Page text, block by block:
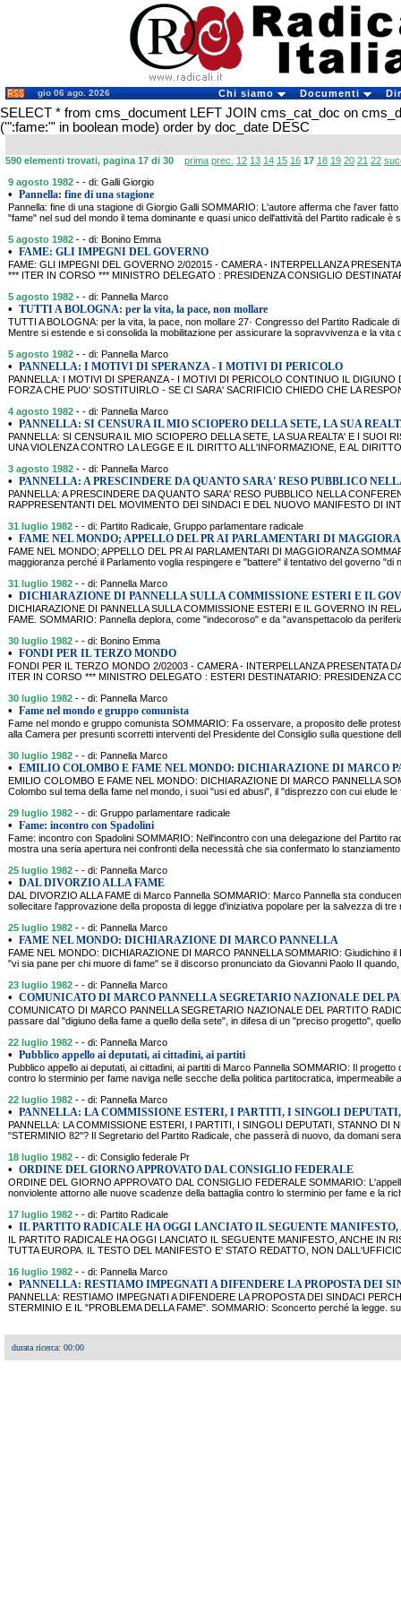
gio 06 ago. 2026 Chi siamo Documenti
SELECT * from cms_document LEFT JOIN cms_cat_doc on
('":fame:"' in boolean mode) order by doc_date DESC
590 elementi trovati, pagina 17 di 30 prima prec. 12 13 14 15 16 17 18 19 20 21 22
9 agosto 1982 - - di: Galli Giorgio
• Pannella: fine di una stagione
Pannella: fine di una stagione di Giorgio Galli SOMMARIO: L'autore afferma che l'aver
"fame" nel sud del mondo il tema dominante e quasi unico dell'attività del Partito radicale è
5 agosto 1982 - - di: Bonino Emma
• FAME: GLI IMPEGNI DEL GOVERNO
FAME: GLI IMPEGNI DEL GOVERNO 2/02015 - CAMERA - INTERPELLANZA
*** ITER IN CORSO *** MINISTRO DELEGATO : PRESIDENZA CONSIGLIO
5 agosto 1982 - - di: Pannella Marco
• TUTTI A BOLOGNA: per la vita, la pace, non mollare
TUTTI A BOLOGNA: per la vita, la pace, non mollare 27· Congresso del Partito Radicale
Mentre si estende e si consolida la mobilitazione per assicurare la sopravvivenza e la vita
5 agosto 1982 - - di: Pannella Marco
• PANNELLA: I MOTIVI DI SPERANZA - I MOTIVI DI PERICOLO
PANNELLA: I MOTIVI DI SPERANZA - I MOTIVI DI PERICOLO CONTINUO IL DIGIUNO
FORZA CHE PUO' SOSTITUIRLO - SE CI SARA' SACRIFICIO CHIEDO CHE LA
4 agosto 1982 - - di: Pannella Marco
• PANNELLA: SI CENSURA IL MIO SCIOPERO DELLA SETE, LA SUA
PANNELLA: SI CENSURA IL MIO SCIOPERO DELLA SETE, LA SUA REALTA' E I SUOI
UNA VIOLENZA CONTRO LA LEGGE E IL DIRITTO ALL'INFORMAZIONE, E AL
3 agosto 1982 - - di: Pannella Marco
• PANNELLA: A PRESCINDERE DA QUANTO SARA' RESO PUBBLICO
PANNELLA: A PRESCINDERE DA QUANTO SARA' RESO PUBBLICO NELLA
RAPPRESENTANTI DEL MOVIMENTO DEI SINDACI E DEL NUOVO MANIFESTO DI
31 luglio 1982 - - di: Partito Radicale, Gruppo parlamentare radicale
• FAME NEL MONDO; APPELLO DEL PR AI PARLAMENTARI DI
FAME NEL MONDO; APPELLO DEL PR AI PARLAMENTARI DI MAGGIORANZA
maggioranza perché il Parlamento voglia respingere e "battere" il tentativo del governo "di
31 luglio 1982 - - di: Pannella Marco
• DICHIARAZIONE DI PANNELLA SULLA COMMISSIONE ESTERI E IL
DICHIARAZIONE DI PANNELLA SULLA COMMISSIONE ESTERI E IL GOVERNO IN
FAME. SOMMARIO: Pannella deplora, come "indecoroso" e da "avanspettacolo da
30 luglio 1982 - - di: Bonino Emma
• FONDI PER IL TERZO MONDO
FONDI PER IL TERZO MONDO 2/02003 - CAMERA - INTERPELLANZA PRESENTATA
ITER IN CORSO *** MINISTRO DELEGATO : ESTERI DESTINATARIO: PRESIDENZA
30 luglio 1982 - - di: Pannella Marco
• Fame nel mondo e gruppo comunista
Fame nel mondo e gruppo comunista SOMMARIO: Fa osservare, a proposito delle
alla Camera per presunti scorretti interventi del Presidente del Consiglio sulla questione
30 luglio 1982 - - di: Pannella Marco
• EMILIO COLOMBO E FAME NEL MONDO: DICHIARAZIONE DI MARCO
EMILIO COLOMBO E FAME NEL MONDO: DICHIARAZIONE DI MARCO PANNELLA
Colombo sul tema della fame nel mondo, i suoi "usi ed abusi", il "disprezzo con cui elude le
29 luglio 1982 - - di: Gruppo parlamentare radicale
• Fame: incontro con Spadolini
Fame: incontro con Spadolini SOMMARIO: Nell'incontro con una delegazione del Partito
mostra una seria apertura nei confronti della necessità che sia confermato lo
25 luglio 1982 - - di: Pannella Marco
• DAL DIVORZIO ALLA FAME
DAL DIVORZIO ALLA FAME di Marco Pannella SOMMARIO: Marco Pannella sta
sollecitare l'approvazione della proposta di legge d'iniziativa popolare per la salvezza di tre
25 luglio 1982 - - di: Pannella Marco
• FAME NEL MONDO: DICHIARAZIONE DI MARCO PANNELLA
FAME NEL MONDO: DICHIARAZIONE DI MARCO PANNELLA SOMMARIO: Giudichino
"vi sia pane per chi muore di fame" se il discorso pronunciato da Giovanni Paolo II
23 luglio 1982 - - di: Pannella Marco
• COMUNICATO DI MARCO PANNELLA SEGRETARIO NAZIONALE DEL
COMUNICATO DI MARCO PANNELLA SEGRETARIO NAZIONALE DEL PARTITO
passare dal "digiuno della fame a quello della sete", in difesa di un "preciso progetto",
22 luglio 1982 - - di: Pannella Marco
• Pubblico appello ai deputati, ai cittadini, ai partiti
Pubblico appello ai deputati, ai cittadini, ai partiti di Marco Pannella SOMMARIO: Il progetto
contro lo sterminio per fame naviga nelle secche della politica partitocratica, impermeabile
22 luglio 1982 - - di: Pannella Marco
• PANNELLA: LA COMMISSIONE ESTERI, I PARTITI, I SINGOLI
PANNELLA: LA COMMISSIONE ESTERI, I PARTITI, I SINGOLI DEPUTATI, STANNO DI
"STERMINIO 82"? Il Segretario del Partito Radicale, che passerà di nuovo, da domani
18 luglio 1982 - - di: Consiglio federale Pr
• ORDINE DEL GIORNO APPROVATO DAL CONSIGLIO FEDERALE
ORDINE DEL GIORNO APPROVATO DAL CONSIGLIO FEDERALE SOMMARIO:
nonviolente attorno alle nuove scadenze della battaglia contro lo sterminio per fame e la
17 luglio 1982 - - di: Partito Radicale
• IL PARTITO RADICALE HA OGGI LANCIATO IL SEGUENTE MANIFESTO,
IL PARTITO RADICALE HA OGGI LANCIATO IL SEGUENTE MANIFESTO, ANCHE IN
TUTTA EUROPA. IL TESTO DEL MANIFESTO E' STATO REDATTO, NON
16 luglio 1982 - - di: Pannella Marco
• PANNELLA: RESTIAMO IMPEGNATI A DIFENDERE LA PROPOSTA DEI
PANNELLA: RESTIAMO IMPEGNATI A DIFENDERE LA PROPOSTA DEI SINDACI
STERMINIO E IL "PROBLEMA DELLA FAME". SOMMARIO: Sconcerto perché la legge.
durata ricerca: 00:00